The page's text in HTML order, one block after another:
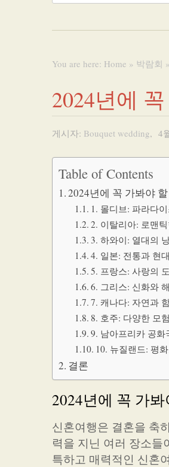
You are here: Home » 박람회 »
2024년에
게시자: Bouquet wedding, 4
Table of Contents
2024년에 꼭 가봐야
1. 몰디브: 파라다
2. 이탈리아: 로맨
3. 하와이: 열대의
4. 일본: 전통과 현
5. 프랑스: 사랑의
6. 그리스: 신화와
7. 캐나다: 자연과
8. 호주: 다양한 모
9. 남아프리카 공화
10. 뉴질랜드: 평
결론
2024년에 꼭 가
신혼여행은 결혼을 축
력을 지닌 여러 장소들
특하고 매력적인 신혼